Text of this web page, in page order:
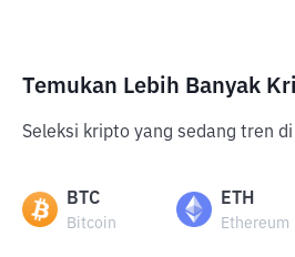
Temukan Lebih Banyak
Seleksi kripto yang sedang tren
BTC
Bitcoin
ETH
Ethereum